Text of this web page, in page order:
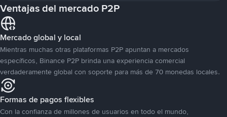
Ventajas del mercado P2P
Mercado global y local
Mientras muchas otras plataformas P2P apuntan a mercados
específicos, Binance P2P brinda una experiencia comercial
verdaderamente global con soporte para más de 70 monedas locales.
Formas de pagos flexibles
Con la confianza de millones de usuarios en todo el mundo,